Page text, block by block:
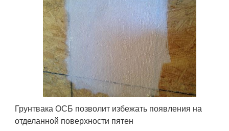
Грунтвака ОСБ позволит избежать появления на
отделанной поверхности пятен